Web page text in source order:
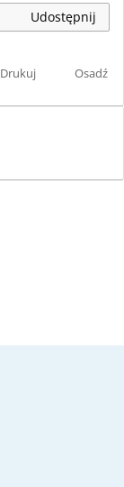
Udostępnij
Drukuj Osadź